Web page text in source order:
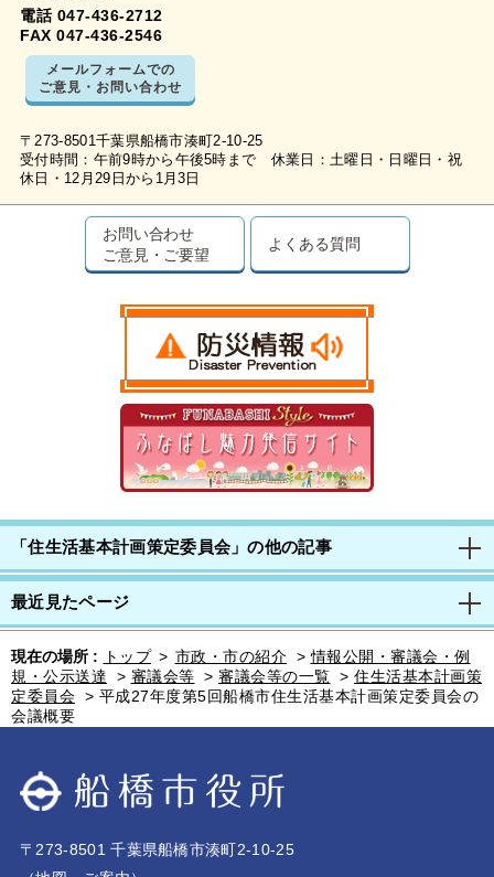
電話 047-436-2712
FAX 047-436-2546
メールフォームでの
ご意見・お問い合わせ
〒273-8501千葉県船橋市湊町2-10-25
受付時間：午前9時から午後5時まで 休業日：土曜日・日曜日・祝
休日・12月29日から1月3日
お問い合わせ
ご意見・ご要望
よくある質問
「住生活基本計画策定委員会」の他の記事
最近見たページ
現在の場所 : トップ > 市政・市の紹介 >情報公開・審議会・例
規・公示送達
> 審議会等 > 審議会等の一覧 > 住生活基本計画策
定委員会 > 平成27年度第5回船橋市住生活基本計画策定委員会の
会議概要
〒273-8501 千葉県船橋市湊町2-10-25